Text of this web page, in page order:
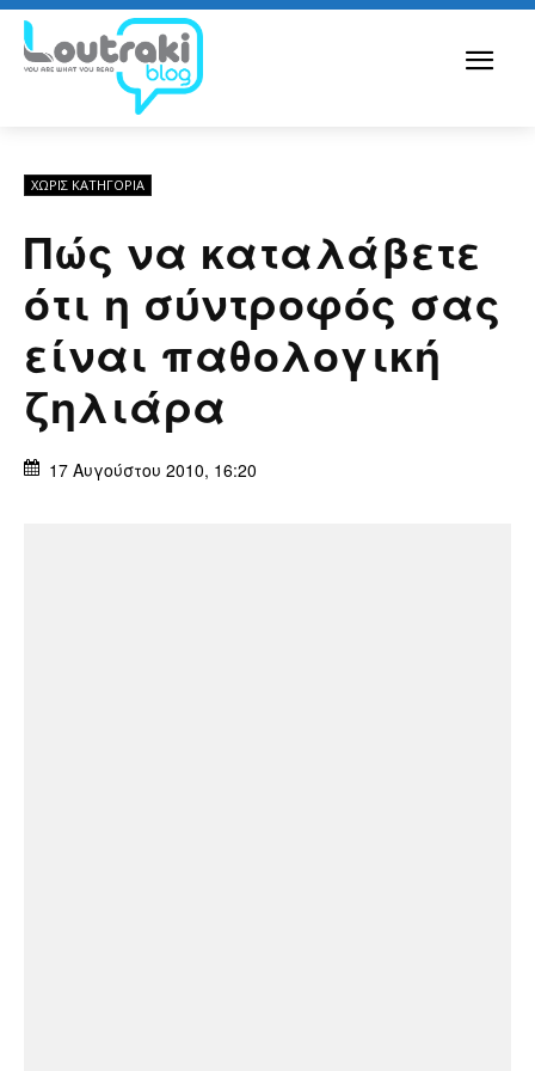
ΧΩΡΊΣ ΚΑΤΗΓΟΡΊΑ
Πώς να καταλάβετε
ότι η σύντροφός σας
είναι παθολογική
ζηλιάρα
17 Αυγούστου 2010, 16:20